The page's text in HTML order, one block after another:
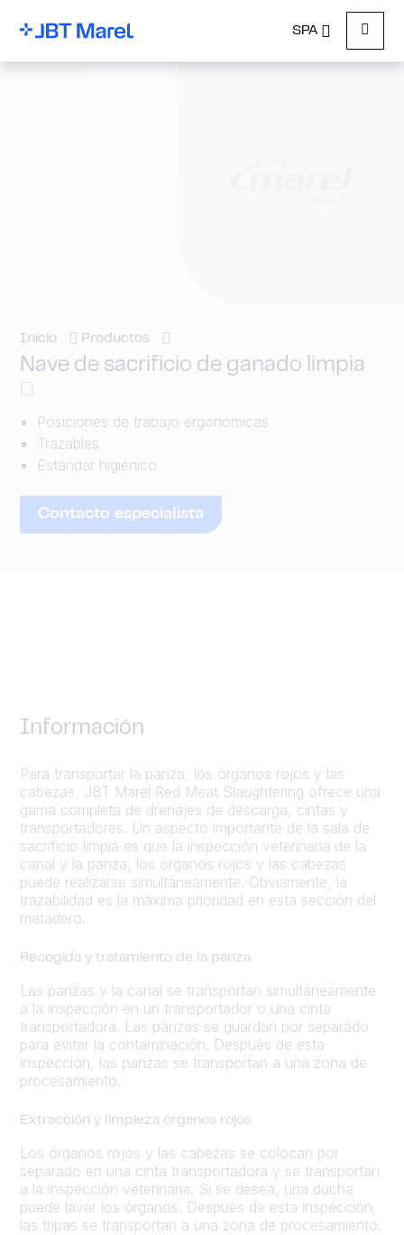
SPA
Menu
Inicio Productos
Nave de sacrificio de ganado limpia
Posiciones de trabajo ergonómicas
Trazables
Estándar higiénico
Contacto especialista
Información
Para transportar la panza, los órganos rojos y las
cabezas, JBT Marel Red Meat Slaughtering ofrece una
gama completa de drenajes de descarga, cintas y
transportadores. Un aspecto importante de la sala de
sacrificio limpia es que la inspección veterinaria de la
canal y la panza, los órganos rojos y las cabezas
puede realizarse simultáneamente. Obviamente, la
trazabilidad es la máxima prioridad en esta sección del
matadero.
Recogida y tratamiento de la panza
Las panzas y la canal se transportan simultáneamente
a la inspección en un transportador o una cinta
transportadora. Las panzas se guardan por separado
para evitar la contaminación. Después de esta
inspección, las panzas se transportan a una zona de
procesamiento.
Extracción y limpieza órganos rojos
Los órganos rojos y las cabezas se colocan por
separado en una cinta transportadora y se transportan
a la inspección veterinaria. Si se desea, una ducha
puede lavar los órganos. Después de esta inspección,
las tripas se transportan a una zona de procesamiento.